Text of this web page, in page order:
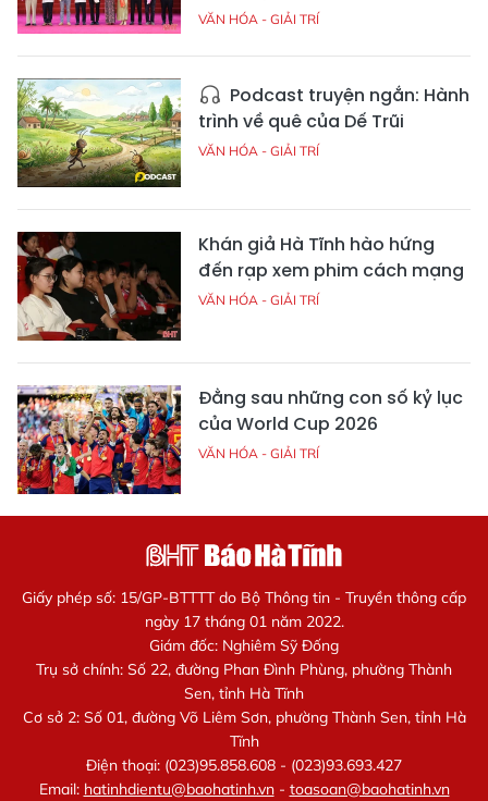
VĂN HÓA - GIẢI TRÍ
Podcast truyện ngắn: Hành
trình về quê của Dế Trũi
VĂN HÓA - GIẢI TRÍ
Khán giả Hà Tĩnh hào hứng
đến rạp xem phim cách mạng
VĂN HÓA - GIẢI TRÍ
Đằng sau những con số kỷ lục
của World Cup 2026
VĂN HÓA - GIẢI TRÍ
Giấy phép số: 15/GP-BTTTT do Bộ Thông tin - Truyền thông cấp
ngày 17 tháng 01 năm 2022.
Giám đốc: Nghiêm Sỹ Đống
Trụ sở chính: Số 22, đường Phan Đình Phùng, phường Thành
Sen, tỉnh Hà Tĩnh
Cơ sở 2: Số 01, đường Võ Liêm Sơn, phường Thành Sen, tỉnh Hà
Tĩnh
Điện thoại: (023)95.858.608 - (023)93.693.427
Email: hatinhdientu@baohatinh.vn- toasoan@baohatinh.vn